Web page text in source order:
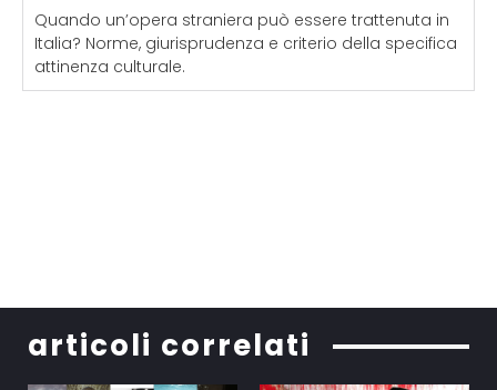
Quando un’opera straniera può essere trattenuta in
Italia? Norme, giurisprudenza e criterio della specifica
attinenza culturale.
articoli correlati